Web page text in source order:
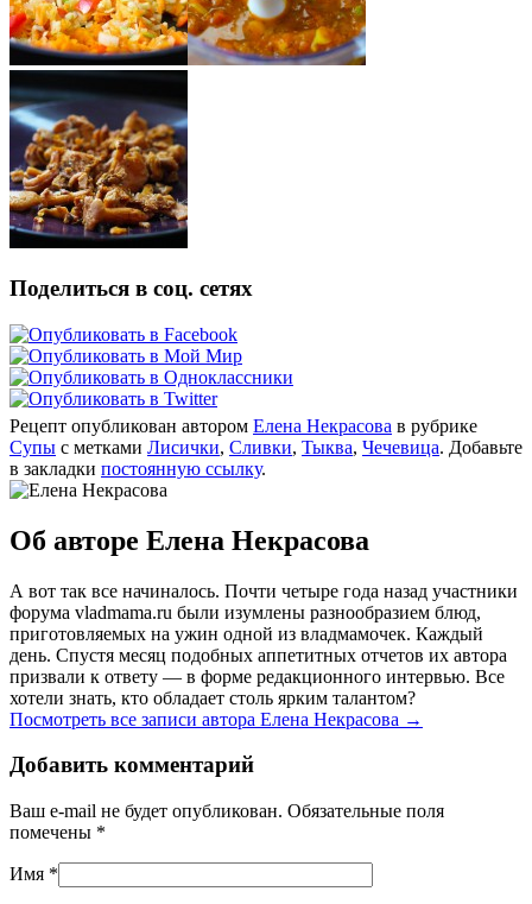
Поделиться в соц. сетях
Рецепт опубликован автором Елена Некрасова в рубрике
Супы с метками Лисички, Сливки, Тыква, Чечевица. Добавьте
в закладки постоянную ссылку.
Об авторе Елена Некрасова
А вот так все начиналось. Почти четыре года назад участники
форума vladmama.ru были изумлены разнообразием блюд,
приготовляемых на ужин одной из владмамочек. Каждый
день. Спустя месяц подобных аппетитных отчетов их автора
призвали к ответу — в форме редакционного интервью. Все
хотели знать, кто обладает столь ярким талантом?
Посмотреть все записи автора Елена Некрасова →
Добавить комментарий
Ваш e-mail не будет опубликован. Обязательные поля
помечены *
Имя *